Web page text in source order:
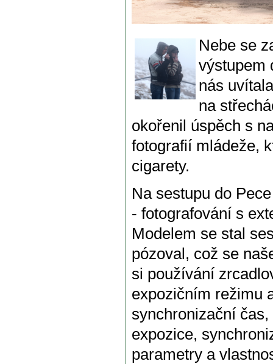
Nebe se
výstupem
nás
na
okořenil úspěch s
fotografií mládeže,
cigarety.
Na sestupu do
- fotografování s
Modelem se stal
pózoval, což se
si používání
expozičním režimu
synchronizační
expozice,
parametry a